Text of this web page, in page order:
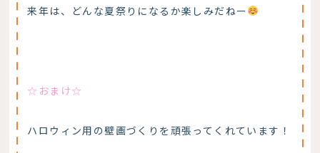
来年は、どんな夏祭りになるか楽しみだねー
☆おまけ☆
ハロウィン用の壁画づくりを頑張ってくれています！